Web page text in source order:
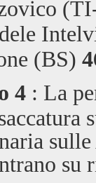
(BS)
4 : La